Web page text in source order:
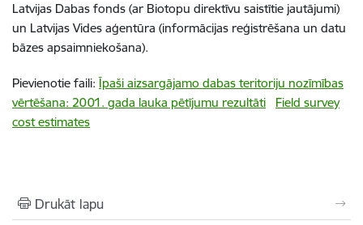
Latvijas Dabas fonds (ar Biotopu direktīvu saistītie jautājumi)
un Latvijas Vides aģentūra (informācijas reģistrēšana un datu
bāzes apsaimniekošana).
Pievienotie faili:Īpaši aizsargājamo dabas teritoriju nozīmības
vērtēšana: 2001. gada lauka pētījumu rezultāti
Field survey
cost estimates
Drukāt lapu